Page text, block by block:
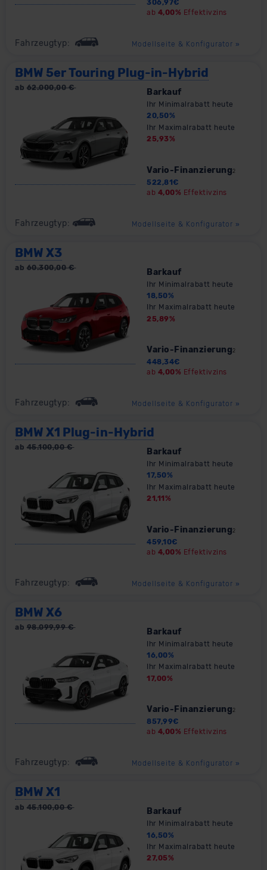
306,97€
ab 4,00% Effektivzins
Fahrzeugtyp: Modellseite & Konfigurator »
BMW 5er Touring Plug-in-Hybrid
ab 62.000,00€ Barkauf
Ihr Minimalrabatt heute
20,50%
Ihr Maximalrabatt heute
25,93%
Vario-Finanzierung 2
522,81€
ab 4,00% Effektivzins
Fahrzeugtyp: Modellseite & Konfigurator »
BMW X3
ab 60.300,00€ Barkauf
Ihr Minimalrabatt heute
18,50%
Ihr Maximalrabatt heute
25,89%
Vario-Finanzierung2
448,34€
ab 4,00% Effektivzins
Fahrzeugtyp: Modellseite & Konfigurator »
BMW X1 Plug-in-Hybrid
ab 45.100,00€ Barkauf
Ihr Minimalrabatt heute
17,50%
Ihr Maximalrabatt heute
21,11 %
Vario-Finanzierung 2
459,10€
ab 4,00% Effektivzins
Fahrzeugtyp: Modellseite & Konfigurator »
BMW X6
ab 98.099,99€ Barkauf
Ihr Minimalrabatt heute
16,00%
Ihr Maximalrabatt heute
17,00%
Vario-Finanzierung2
857,99€
ab 4,00% Effektivzins
Fahrzeugtyp: Modellseite & Konfigurator »
BMW X1
ab 45.100,00€ Barkauf
Ihr Minimalrabatt heute
16,50%
Ihr Maximalrabatt heute
27,05%